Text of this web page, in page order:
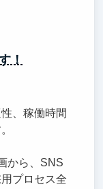
！
、稼働時間
から、SNS
プロセス全